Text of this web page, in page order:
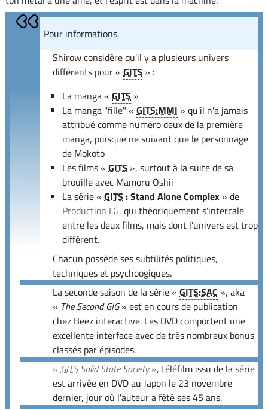
Pour informations.
Shirow considère qu'il y a plusieurs univers
différents pour «GITS » :
La manga «GITS »
La manga "fille" «GITS:MMI » qu'il n'a jamais
attribué comme numéro deux de la première
manga, puisque ne suivant que le personnage
de Mokoto
Les films «GITS », surtout à la suite de sa
brouille avec Mamoru Oshii
La série «GITS: Stand Alone Complex » de
Production I.G, qui théoriquement s'intercale
entre les deux films, mais dont l'univers est trop
différent.
Chacun possède ses subtilités politiques,
techniques et psychoogiques.
La seconde saison de la série «GITS:SAC », aka
« The Second GIG» est en cours de publication
chez Beez interactive. Les DVD comportent une
excellente interface avec de très nombreux bonus
classés par épisodes.
«GITSSolid State Society», téléfilm issu de la série
est arrivée en DVD au Japon le 23 novembre
dernier, jour où l'auteur a fêté ses 45 ans.